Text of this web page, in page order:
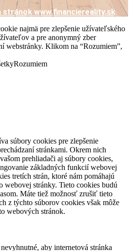
stránok www.financiereality.sk
najmä pre zlepšenie užívateľského
a pre anonymný zber
webstránky. Klikom na “Rozumiem”,
Rozumiem
súbory cookies pre zlepšenie
stránkami. Okrem nich
prehliadači aj súbory cookies,
základných funkcií webovej
tretích strán, ktoré nám pomáhajú
webovej stránky. Tieto cookies budú
Máte tiež možnosť zrušiť tieto
z týchto súborov cookies však môže
webových stránok.
aby internetová stránka